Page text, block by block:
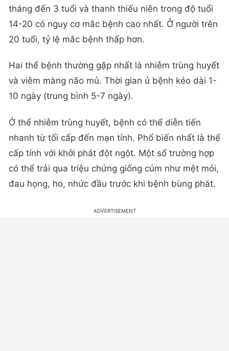
tháng đến 3 tuổi và thanh thiếu niên trong độ tuổi
14-20 có nguy cơ mắc bệnh cao nhất. Ở người trên
20 tuổi, tỷ lệ mắc bệnh thấp hơn.
Hai thể bệnh thường gặp nhất là nhiễm trùng huyết
và viêm màng não mủ. Thời gian ủ bệnh kéo dài 1-
10 ngày (trung bình 5-7 ngày).
Ở thể nhiễm trùng huyết, bệnh có thể diễn tiến
nhanh từ tối cấp đến mạn tính. Phổ biến nhất là thể
cấp tính với khởi phát đột ngột. Một số trường hợp
có thể trải qua triệu chứng giống cúm như mệt mỏi,
đau họng, ho, nhức đầu trước khi bệnh bùng phát.